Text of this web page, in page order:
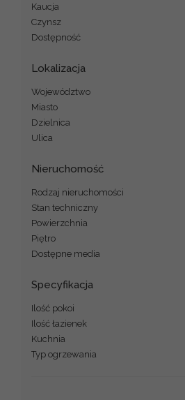
Kaucja
Czynsz
Dostępność
Lokalizacja
Województwo
Miasto
Dzielnica
Ulica
Nieruchomość
Rodzaj nieruchomości
Stan techniczny
Powierzchnia
Piętro
Dostępne media
Specyfikacja
Ilość pokoi
Ilość łazienek
Kuchnia
Typ ogrzewania